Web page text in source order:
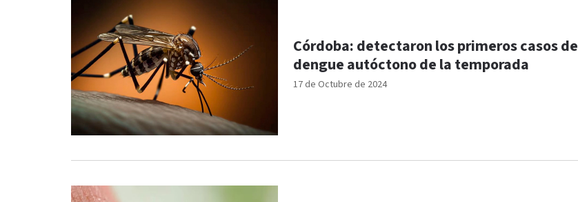
17 de Octubre de 2024
Córdoba: detectaron los primeros casos de
dengue autóctono de la temporada